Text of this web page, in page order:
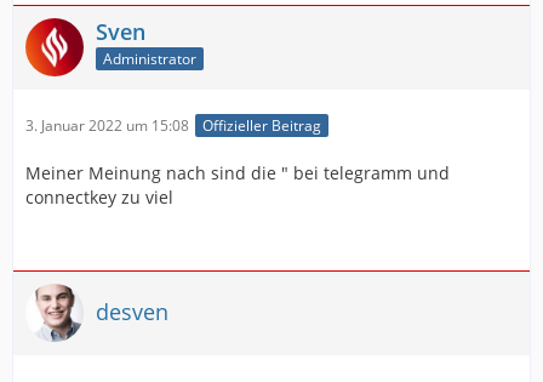
Sven
Administrator
3. Januar 2022 um 15:08 Offizieller Beitrag
Meiner Meinung nach sind die " bei telegramm und
connectkey zu viel
desven